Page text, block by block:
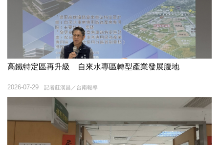
高鐵特定區再升級 自來水專區轉型產業發展腹地
記者莊漢昌／台南報導
2026-07-29